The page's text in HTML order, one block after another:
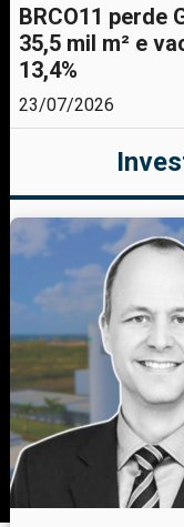
BRCO11 perde
35,5 mil m² e
13,4%
23/07/2026